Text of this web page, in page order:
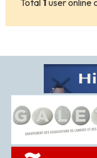
Total 1 user online